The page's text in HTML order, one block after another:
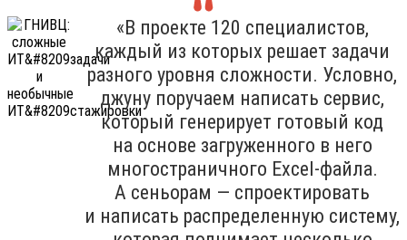
«В проекте 120 специалистов,
каждый из которых решает задачи
разного уровня сложности. Условно,
джуну поручаем написать сервис,
который генерирует готовый код
на основе загруженного в него
многостраничного Excel-файла.
А сеньорам — спроектировать
и написать распределенную систему,